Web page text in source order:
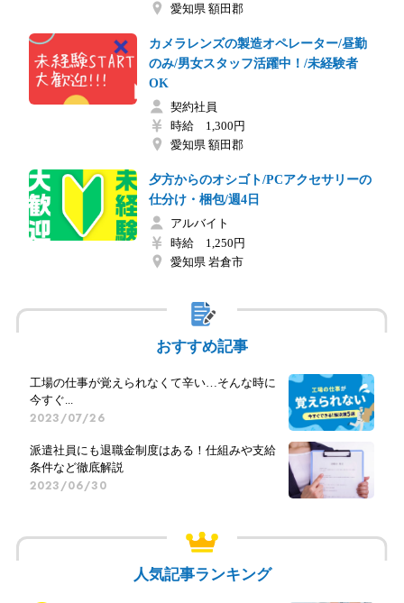
愛知県 額田郡
カメラレンズの製造オペレーター/昼勤
のみ/男女スタッフ活躍中！/未経験者
OK
契約社員
時給 1,300円
愛知県 額田郡
夕方からのオシゴト/PCアクセサリーの
仕分け・梱包/週4日
アルバイト
時給 1,250円
愛知県 岩倉市
おすすめ記事
工場の仕事が覚えられなくて辛い…そんな時に
今すぐ...
2023/07/26
派遣社員にも退職金制度はある！仕組みや支給
条件など徹底解説
2023/06/30
人気記事ランキング